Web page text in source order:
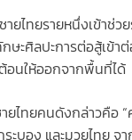
ายไทยรายหนึ่งเข้าช่
ษะศิลปะการต่อสู้เข้า
อนให้ออกจากพื้นที่ได้
ยไทยคนดังกล่าวคือ
ะบอง และมวยไทย จ